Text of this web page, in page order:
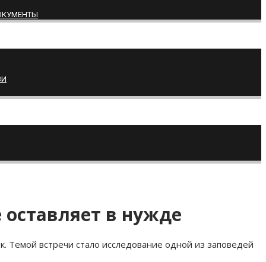
в нужде
встречи стало исследование одной из заповедей